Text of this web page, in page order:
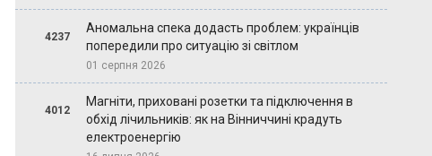
4237
Аномальна спека додасть проблем: українців
попередили про ситуацію зі світлом
01 серпня 2026
4012
Магніти, приховані розетки та підключення в
обхід лічильників: як на Вінниччині крадуть
електроенергію